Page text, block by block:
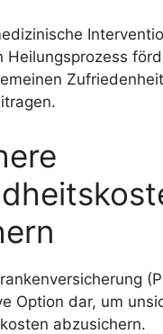
Heilungsprozess
Option dar, um
abzusichern.